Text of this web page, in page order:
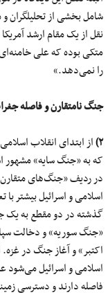
شامل بخشی از تحلیلگران
نقل از یک مقام ارشد
متکی بوده که علی
را نمی‌‎دهد.»
جنگ نامتقارن و فاصله
۲) از ابتدای انقلاب
که به «جنگ سایه» مشهور
در ردیف «جنگ‌های
گذشته در دو مقطع به یک
«جنگ سوریه» و دخالت
اکتبر» و آغاز جنگ در
فاصله دارند و دسترسی